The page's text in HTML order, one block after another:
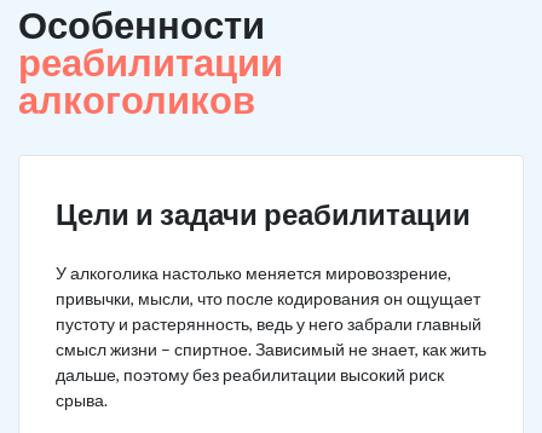
Особенности
реабилитации
алкоголиков
Цели и задачи реабилитации
У алкоголика настолько меняется мировоззрение,
привычки, мысли, что после кодирования он ощущает
пустоту и растерянность, ведь у него забрали главный
смысл жизни – спиртное. Зависимый не знает, как жить
дальше, поэтому без реабилитации высокий риск
срыва.